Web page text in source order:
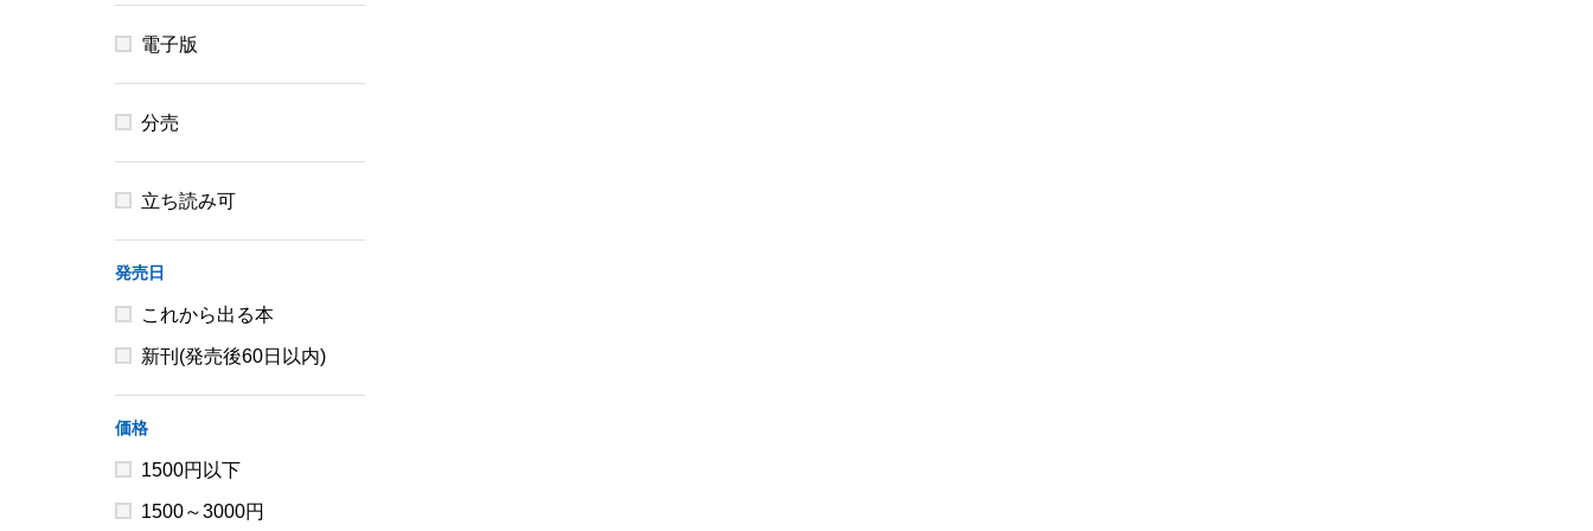
電子版
分売
立ち読み可
発売日
これから出る本
新刊(発売後60日以内)
価格
1500円以下
1500～3000円